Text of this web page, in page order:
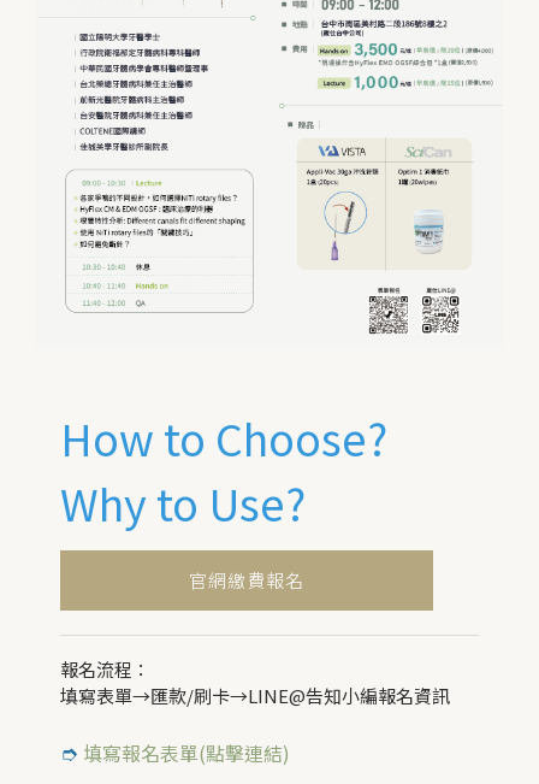
How to Choose?
Why to Use?
官網繳費報名
報名流程：
填寫表單→匯款/刷卡→LINE@告知小編報名資訊
➮ 填寫報名表單(點擊連結)